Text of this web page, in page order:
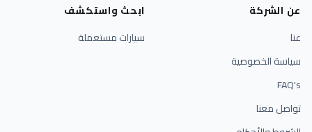
عن الشركة
عنا
سياسة الخصوصية
FAQ's
تواصل معنا
ابحث واستكشف
سيارات مستعملة